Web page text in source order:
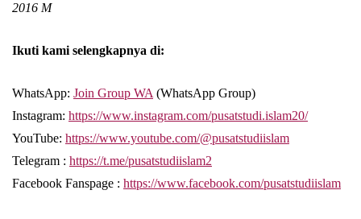
2016 M
Ikuti kami selengkapnya di:
WhatsApp: Join Group WA (WhatsApp Group)
Instagram: https://www.instagram.com/pusatstudi.islam20/
YouTube: https://www.youtube.com/@pusatstudiislam
Telegram : https://t.me/pusatstudiislam2
Facebook Fanspage : https://www.facebook.com/pusatstudiislam